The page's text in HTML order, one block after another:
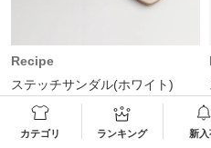
カテゴリ ランキング 新入
Recipe
ステッチサンダル(ホワイト)
¥7,040
20%OFF